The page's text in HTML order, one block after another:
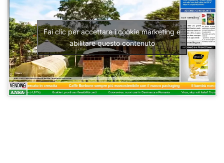
Fai clic per accettare i cookie marketing e
abilitare questo contenuto